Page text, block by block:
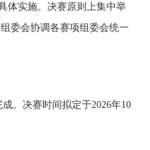
体实施。决赛原则上集中举
委会协调各赛项组委会统一
。决赛时间拟定于2026年10